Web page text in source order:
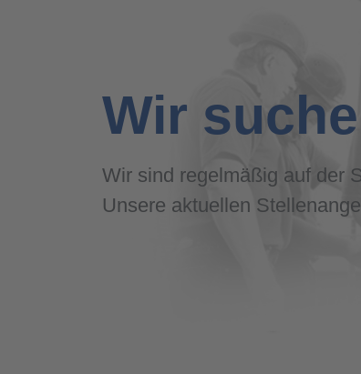
Wir
Wir sind regelmäßig auf der
Unsere aktuellen